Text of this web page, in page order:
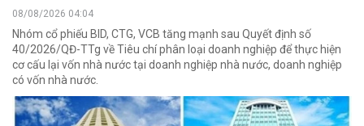
08/08/2026 04:04
Nhóm cổ phiếu BID, CTG, VCB tăng mạnh sau Quyết định số
40/2026/QĐ-TTg về Tiêu chí phân loại doanh nghiệp để thực hiện
cơ cấu lại vốn nhà nước tại doanh nghiệp nhà nước, doanh nghiệp
có vốn nhà nước.